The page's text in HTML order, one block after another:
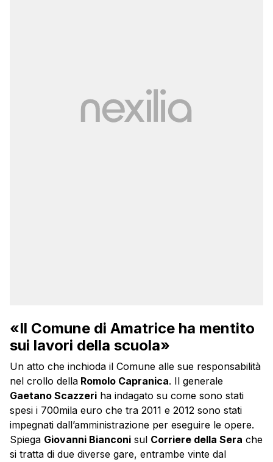
«Il Comune di Amatrice ha mentito
sui lavori della scuola»
Un atto che inchioda il Comune alle sue responsabilità
nel crollo della Romolo Capranica. Il generale
Gaetano Scazzeri ha indagato su come sono stati
spesi i 700mila euro che tra 2011 e 2012 sono stati
impegnati dall’amministrazione per eseguire le opere.
Spiega Giovanni Bianconi sul Corriere della Sera che
si tratta di due diverse gare, entrambe vinte dal